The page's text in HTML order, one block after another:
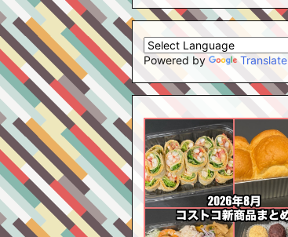
Powered by Translate